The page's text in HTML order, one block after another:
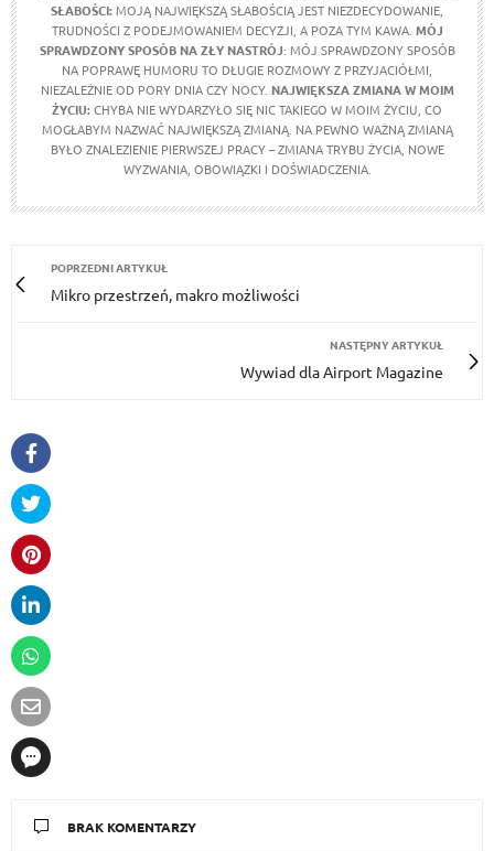
SŁABOŚCI:MOJĄ NAJWIĘKSZĄ SŁABOŚCIĄ JEST NIEZDECYDOWANIE,
TRUDNOŚCI Z PODEJMOWANIEM DECYZJI, A POZA TYM KAWA. MÓJ
SPRAWDZONY SPOSÓB NA ZŁY NASTRÓJ: MÓJ SPRAWDZONY SPOSÓB
NA POPRAWĘ HUMORU TO DŁUGIE ROZMOWY Z PRZYJACIÓŁMI,
NIEZALEŻNIE OD PORY DNIA CZY NOCY. NAJWIĘKSZA ZMIANA W MOIM
ŻYCIU:CHYBA NIE WYDARZYŁO SIĘ NIC TAKIEGO W MOIM ŻYCIU, CO
MOGŁABYM NAZWAĆ NAJWIĘKSZĄ ZMIANĄ. NA PEWNO WAŻNĄ ZMIANĄ
BYŁO ZNALEZIENIE PIERWSZEJ PRACY – ZMIANA TRYBU ŻYCIA, NOWE
WYZWANIA, OBOWIĄZKI I DOŚWIADCZENIA.
POPRZEDNI ARTYKUŁ
Mikro przestrzeń, makro możliwości
NASTĘPNY ARTYKUŁ
Wywiad dla Airport Magazine
BRAK KOMENTARZY